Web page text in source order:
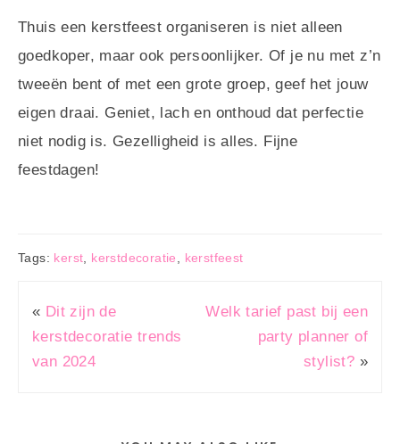
Thuis een kerstfeest organiseren is niet alleen
goedkoper, maar ook persoonlijker. Of je nu met z’n
tweeën bent of met een grote groep, geef het jouw
eigen draai. Geniet, lach en onthoud dat perfectie
niet nodig is. Gezelligheid is alles. Fijne
feestdagen!
Tags: kerst kerstdecoratie kerstfeest
« Dit zijn de
kerstdecoratie trends
van 2024
Welk tarief past bij een
party planner of
stylist? »